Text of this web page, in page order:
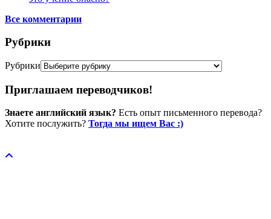
Все комментарии
Рубрики
Рубрики
Приглашаем переводчиков!
Знаете английский язык? Есть опыт письменного перевода?
Хотите послужить? Тогда мы ищем Вас :)